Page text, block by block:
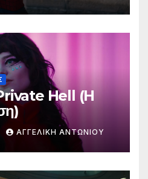
Hell (H
ΑΓΓΕΛΙΚΉ ΑΝΤΩΝΊΟΥ